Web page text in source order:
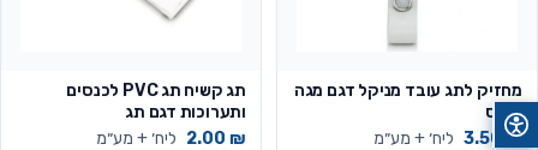
מחזיק לתג עובד מניקל דגם מגה
אופס
3.50 ₪ ליח׳ + מע״מ
תג קשיח תג PVC לכנסים
ותערוכות דגם תג
2.00 ₪ ליח׳ + מע״מ